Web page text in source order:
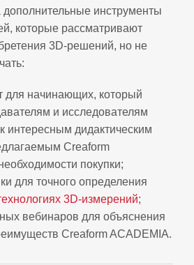
дополнительные инструменты
которые рассматривают
3D-решений, но не
для начинающих, который
и исследователям
интересным дидактическим
Creaform
покупки;
для точного определения
3D-измерений;
вебинаров для объяснения
Creaform ACADEMIA.